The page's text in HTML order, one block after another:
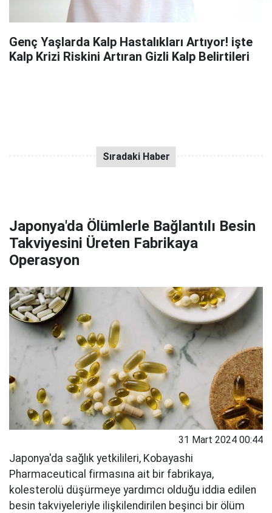
Genç Yaşlarda Kalp Hastalıkları Artıyor! işte
Kalp Krizi Riskini Artıran Gizli Kalp Belirtileri
Japonya'da Ölümlerle Bağlantılı Besin
Takviyesini Üreten Fabrikaya
Operasyon
31 Mart 2024 00:44
Japonya'da sağlık yetkilileri, Kobayashi
Pharmaceutical firmasına ait bir fabrikaya,
kolesterolü düşürmeye yardımcı olduğu iddia edilen
besin takviyeleriyle ilişkilendirilen beşinci bir ölüm